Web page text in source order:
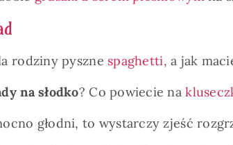
rodziny pyszne spaghetti, a jak
na słodko? Co powiecie na
głodni, to wystarczy zjeść